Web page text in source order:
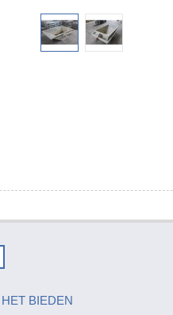
BIEDEN